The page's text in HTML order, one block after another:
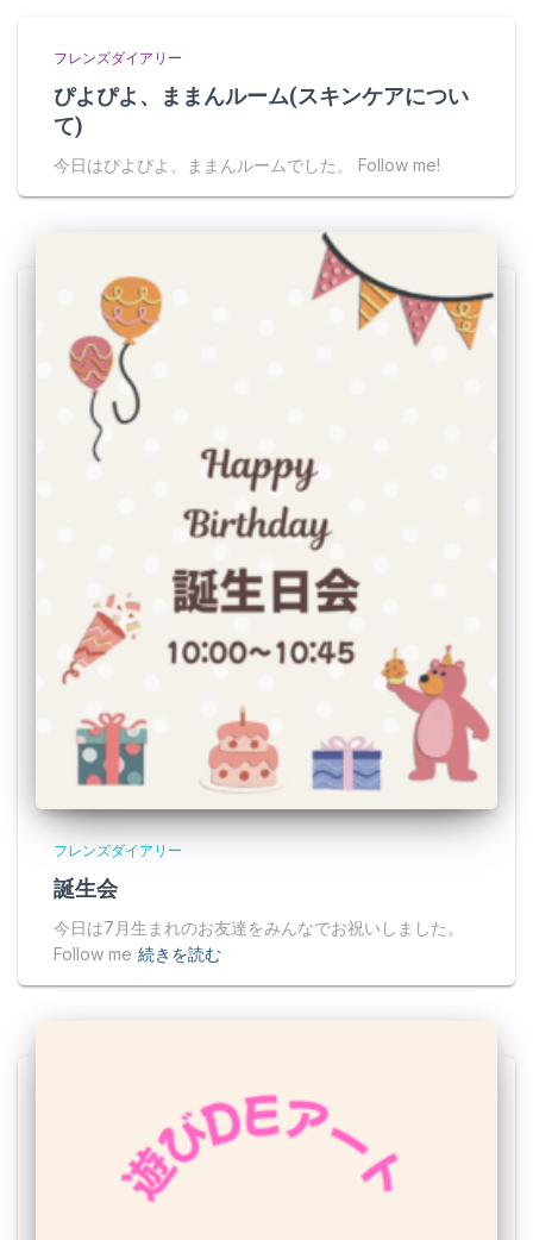
フレンズダイアリー
ぴよぴよ、ままんルーム(スキンケアについ
て)
今日はぴよぴよ、ままんルームでした。 Follow me!
フレンズダイアリー
誕生会
今日は7月生まれのお友達をみんなでお祝いしました。
Follow me 続きを読む